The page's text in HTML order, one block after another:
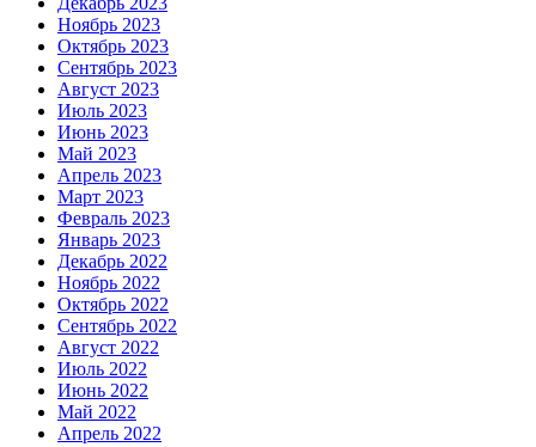
Ноябрь 2023
Октябрь 2023
Сентябрь 2023
Август 2023
Июль 2023
Июнь 2023
Май 2023
Апрель 2023
Март 2023
Февраль 2023
Январь 2023
Декабрь 2022
Ноябрь 2022
Октябрь 2022
Сентябрь 2022
Август 2022
Июль 2022
Июнь 2022
Май 2022
Апрель 2022